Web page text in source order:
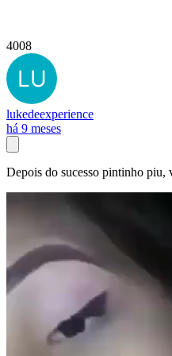
4008
lukedeexperience
há 9 meses
Depois do sucesso pintinho